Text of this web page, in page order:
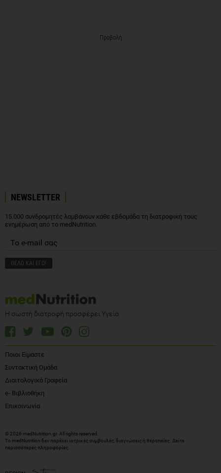
Προβολή
NEWSLETTER
15.000 συνδρομητές λαμβάνουν κάθε εβδομάδα τη διατροφική τους
ενημέρωση από το medNutrition.
Η σωστή διατροφή προσφέρει Υγεία
Ποιοι Είμαστε
Συντακτική Ομάδα
Διαιτολογικά Γραφεία
e- Βιβλιοθήκη
Επικοινωνία
© 2026 medNutrition.gr. All rights reserved.
Το medNutrition δεν παρέχει ιατρικές συμβουλές, διαγνώσεις ή θεραπείες. Δείτε
περισσότερες πληροφορίες